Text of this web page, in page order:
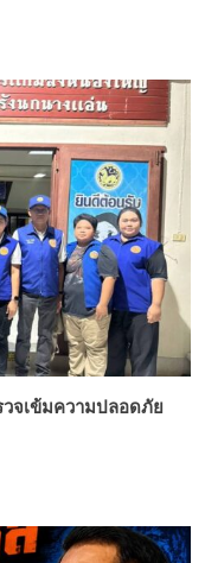
จเข้มความปลอดภัย